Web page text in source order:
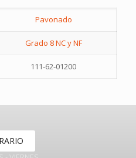
Pavonado
Grado 8 NC y NF
111-62-01200